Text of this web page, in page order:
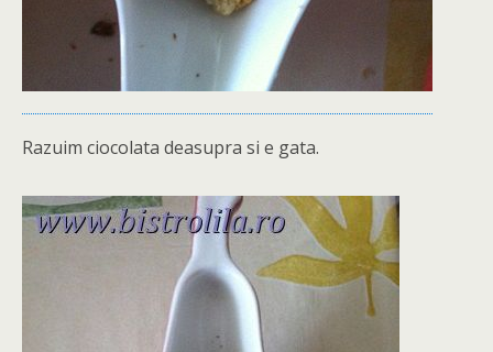
Razuim ciocolata deasupra si e gata.